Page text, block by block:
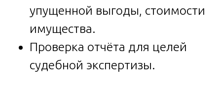
упущенной выгоды, стоимости
имущества.
Проверка отчёта для целей
судебной экспертизы.